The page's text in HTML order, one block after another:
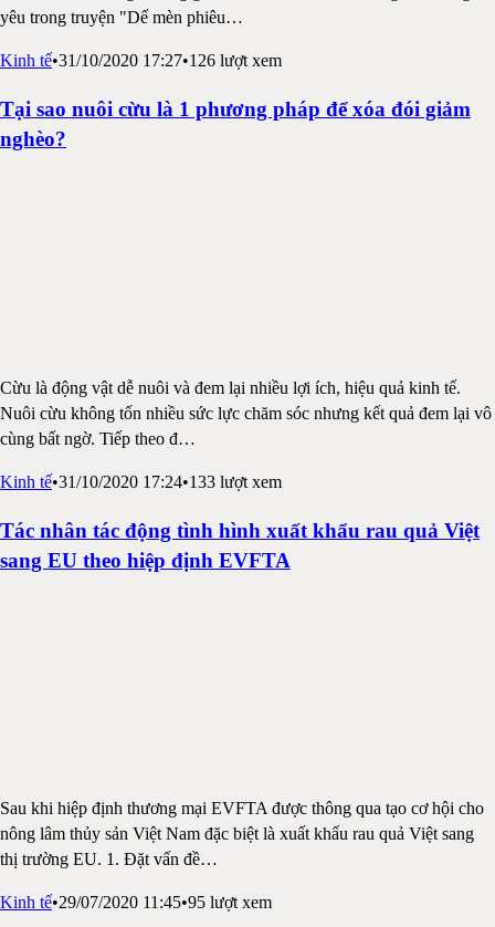
yêu trong truyện "Dế mèn phiêu…
Kinh tế•31/10/2020 17:27•126 lượt xem
Tại sao nuôi cừu là 1 phương pháp để xóa đói giảm
nghèo?
Cừu là động vật dễ nuôi và đem lại nhiều lợi ích, hiệu quả kinh tế.
Nuôi cừu không tốn nhiều sức lực chăm sóc nhưng kết quả đem lại vô
cùng bất ngờ. Tiếp theo đ…
Kinh tế•31/10/2020 17:24•133 lượt xem
Tác nhân tác động tình hình xuất khẩu rau quả Việt
sang EU theo hiệp định EVFTA
Sau khi hiệp định thương mại EVFTA được thông qua tạo cơ hội cho
nông lâm thủy sản Việt Nam đặc biệt là xuất khẩu rau quả Việt sang
thị trường EU. 1. Đặt vấn đề…
Kinh tế•29/07/2020 11:45•95 lượt xem